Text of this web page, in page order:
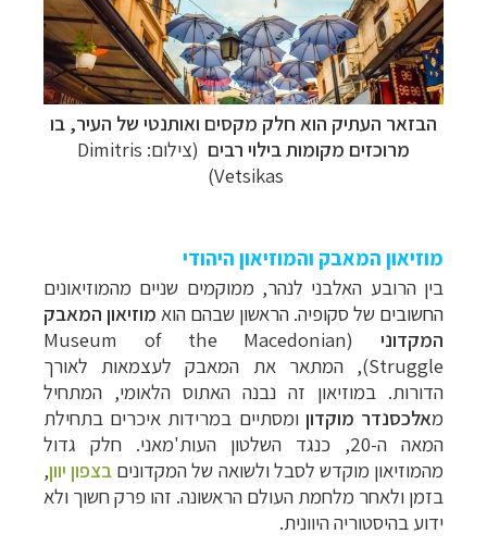
הבזאר העתיק הוא חלק מקסים ואותנטי של העיר, בו
מרוכזים מקומות בילוי רבים
(צילום: Dimitris
Vetsikas)
מוזיאון המאבק והמוזיאון היהודי
בין הרובע האלבני לנהר, ממוקמים שניים מהמוזיאונים
החשובים של סקופיה. הראשון שבהם הוא מוזיאון המאבק
המקדוני (
Museum of the Macedonian
Struggle), המתאר את המאבק לעצמאות לאורך
הדורות. במוזיאון זה נבנה האתוס הלאומי, המתחיל
מאלכסנדר מוקדוןומסתיים במרידות איכרים בתחילת
המאה ה-20, כנגד השלטון העות'מאני. חלק גדול
מהמוזיאון מוקדש לסבל ולשואה של המקדונים בצפון יוון,
בזמן ולאחר מלחמת העולם הראשונה. זהו פרק חשוך ולא
ידוע בהיסטוריה היוונית.